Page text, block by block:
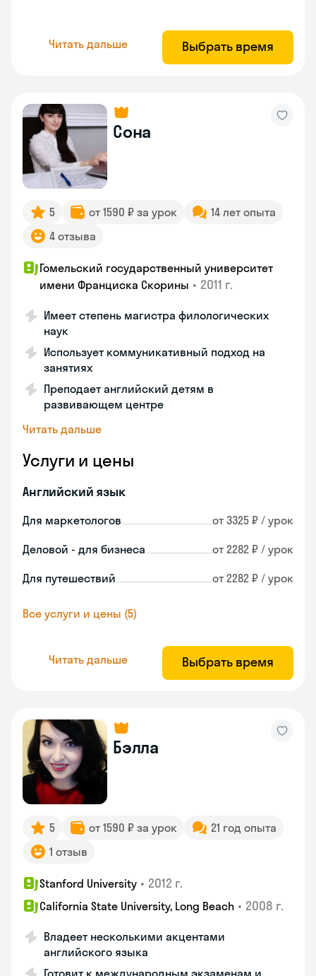
Читать дальше Выбрать время
Сона
5 от 1590 ₽ за урок
14 лет опыта
4 отзыва
Гомельский государственный университет
имени Франциска Скорины • 2011 г.
Имеет степень магистра филологических
наук
Использует коммуникативный подход на
занятиях
Преподает английский детям в
развивающем центре
Читать дальше
Услуги и цены
Английский язык
Для маркетологов от 3325 ₽ / урок
Деловой - для бизнеса от 2282 ₽ / урок
Для путешествий от 2282 ₽ / урок
Все услуги и цены (5)
Читать дальше Выбрать время
Бэлла
5 от 1590 ₽ за урок
21 год опыта
1 отзыв
Stanford University • 2012 г.
California State University, Long Beach • 2008 г.
Владеет несколькими акцентами
английского языка
Готовит к международным экзаменам и